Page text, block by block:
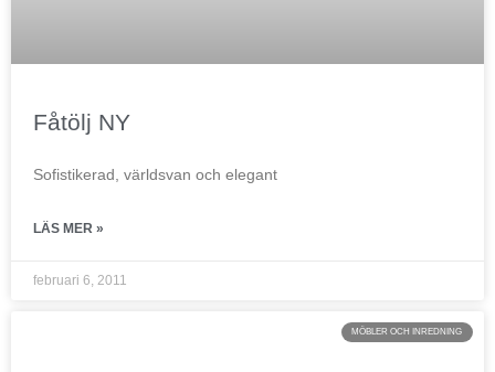
Fåtölj NY
Sofistikerad, världsvan och elegant
LÄS MER »
februari 6, 2011
MÖBLER OCH INREDNING